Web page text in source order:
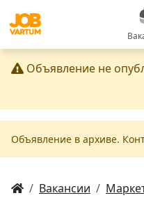
Объявление не
Объявление в apxивe.
Вакансии